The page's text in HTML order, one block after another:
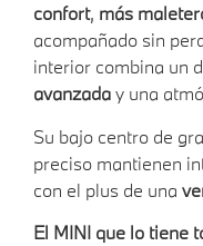
confort, más
acompañado sin
interior combina un
avanzaday una
Su bajo centro de
preciso mantienen
con el plus de una
El MINI que lo tiene